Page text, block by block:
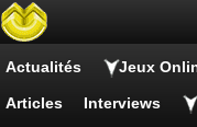
Actualités Jeux
Articles Interviews